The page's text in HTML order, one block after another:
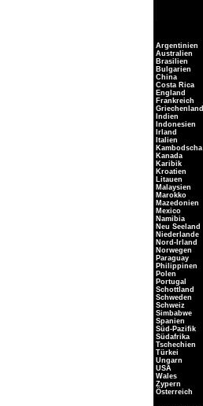
Argentinien
Australien
Brasilien
Bulgarien
China
Costa Rica
England
Frankreich
Griechenland
Indien
Indonesien
Irland
Italien
Kambodscha
Kanada
Karibik
Kroatien
Litauen
Malaysien
Marokko
Mazedonien
Mexico
Namibia
Neu Seeland
Niederlande
Nord-Irland
Norwegen
Paraguay
Philippinen
Polen
Portugal
Schottland
Schweden
Schweiz
Simbabwe
Spanien
Süd-Pazifik
Südafrika
Tschechien
Türkei
Ungarn
USA
Wales
Zypern
Österreich